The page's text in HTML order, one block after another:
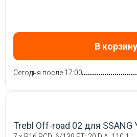
В корзину
Сегодня после 17:00
Trebl Off-road 02 для SSANG